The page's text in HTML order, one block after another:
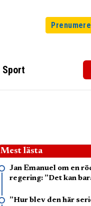
Sport
Mest lästa
Jan Emanuel om en
regering: ”Det kan
”Hur blev den här